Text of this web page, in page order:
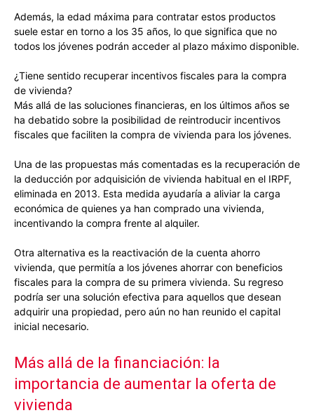
Además, la edad máxima para contratar estos productos
suele estar en torno a los 35 años, lo que significa que no
todos los jóvenes podrán acceder al plazo máximo disponible.
¿Tiene sentido recuperar incentivos fiscales para la compra
de vivienda?
Más allá de las soluciones financieras, en los últimos años se
ha debatido sobre la posibilidad de reintroducir incentivos
fiscales que faciliten la compra de vivienda para los jóvenes.
Una de las propuestas más comentadas es la recuperación de
la deducción por adquisición de vivienda habitual en el IRPF,
eliminada en 2013. Esta medida ayudaría a aliviar la carga
económica de quienes ya han comprado una vivienda,
incentivando la compra frente al alquiler.
Otra alternativa es la reactivación de la cuenta ahorro
vivienda, que permitía a los jóvenes ahorrar con beneficios
fiscales para la compra de su primera vivienda. Su regreso
podría ser una solución efectiva para aquellos que desean
adquirir una propiedad, pero aún no han reunido el capital
inicial necesario.
Más allá de la financiación: la
importancia de aumentar la oferta de
vivienda